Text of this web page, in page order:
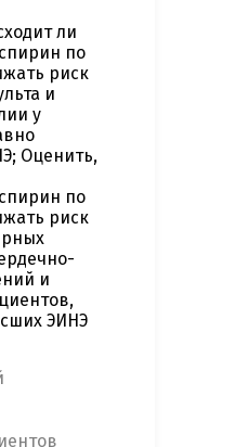
ли
по
риск
и
у
Оценить,
по
риск
и
ЭИНЭ